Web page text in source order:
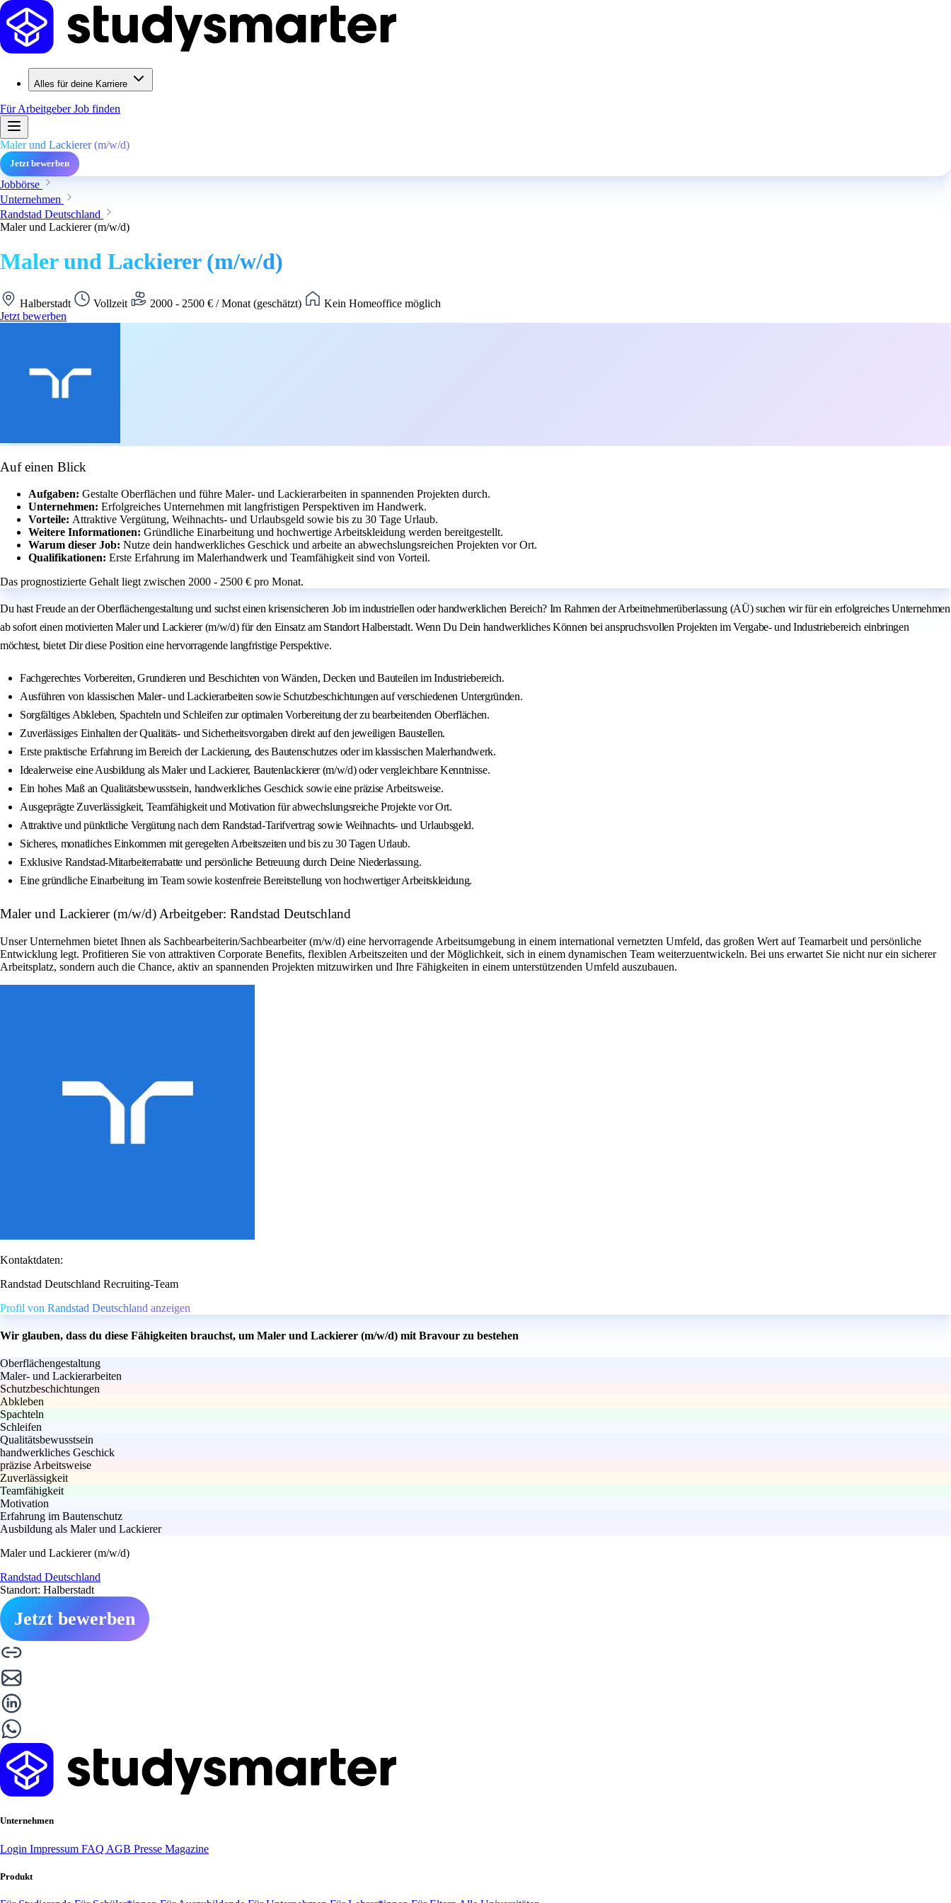
Alles für deine Karriere
Für ArbeitgeberJob finden
Maler und Lackierer (m/w/d)
Jetzt bewerben
Jobbörse
Unternehmen
Randstad Deutschland
Maler und Lackierer (m/w/d)
Maler und Lackierer (m/w/d)
Halberstadt Vollzeit 2000 - 2500 € / Monat (geschätzt)
Kein Homeoffice möglich
Jetzt bewerben
Auf einen Blick
Aufgaben: Gestalte Oberflächen und führe Maler- und Lackierarbeiten in spannenden Projekten durch.
Unternehmen: Erfolgreiches Unternehmen mit langfristigen Perspektiven im Handwerk.
Vorteile: Attraktive Vergütung, Weihnachts- und Urlaubsgeld sowie bis zu 30 Tage Urlaub.
Weitere Informationen: Gründliche Einarbeitung und hochwertige Arbeitskleidung werden bereitgestellt.
Warum dieser Job: Nutze dein handwerkliches Geschick und arbeite an abwechslungsreichen Projekten vor Ort.
Qualifikationen: Erste Erfahrung im Malerhandwerk und Teamfähigkeit sind von Vorteil.
Das prognostizierte Gehalt liegt zwischen 2000 - 2500 € pro Monat.
Du hast Freude an der Oberflächengestaltung und suchst einen krisensicheren Job im industriellen oder handwerklichen Bereich? Im Rahmen der Arbeitnehmerüberlassung (AÜ) suchen wir für ein erfolgreiches Unternehmen
ab sofort einen motivierten Maler und Lackierer (m/w/d) für den Einsatz am Standort Halberstadt. Wenn Du Dein handwerkliches Können bei anspruchsvollen Projekten im Vergabe- und Industriebereich einbringen
möchtest, bietet Dir diese Position eine hervorragende langfristige Perspektive.
Fachgerechtes Vorbereiten, Grundieren und Beschichten von Wänden, Decken und Bauteilen im Industriebereich.
Ausführen von klassischen Maler- und Lackierarbeiten sowie Schutzbeschichtungen auf verschiedenen Untergründen.
Sorgfältiges Abkleben, Spachteln und Schleifen zur optimalen Vorbereitung der zu bearbeitenden Oberflächen.
Zuverlässiges Einhalten der Qualitäts- und Sicherheitsvorgaben direkt auf den jeweiligen Baustellen.
Erste praktische Erfahrung im Bereich der Lackierung, des Bautenschutzes oder im klassischen Malerhandwerk.
Idealerweise eine Ausbildung als Maler und Lackierer, Bautenlackierer (m/w/d) oder vergleichbare Kenntnisse.
Ein hohes Maß an Qualitätsbewusstsein, handwerkliches Geschick sowie eine präzise Arbeitsweise.
Ausgeprägte Zuverlässigkeit, Teamfähigkeit und Motivation für abwechslungsreiche Projekte vor Ort.
Attraktive und pünktliche Vergütung nach dem Randstad-Tarifvertrag sowie Weihnachts- und Urlaubsgeld.
Sicheres, monatliches Einkommen mit geregelten Arbeitszeiten und bis zu 30 Tagen Urlaub.
Exklusive Randstad-Mitarbeiterrabatte und persönliche Betreuung durch Deine Niederlassung.
Eine gründliche Einarbeitung im Team sowie kostenfreie Bereitstellung von hochwertiger Arbeitskleidung.
Maler und Lackierer (m/w/d) Arbeitgeber: Randstad Deutschland
Unser Unternehmen bietet Ihnen als Sachbearbeiterin/Sachbearbeiter (m/w/d) eine hervorragende Arbeitsumgebung in einem international vernetzten Umfeld, das großen Wert auf Teamarbeit und persönliche
Entwicklung legt. Profitieren Sie von attraktiven Corporate Benefits, flexiblen Arbeitszeiten und der Möglichkeit, sich in einem dynamischen Team weiterzuentwickeln. Bei uns erwartet Sie nicht nur ein sicherer
Arbeitsplatz, sondern auch die Chance, aktiv an spannenden Projekten mitzuwirken und Ihre Fähigkeiten in einem unterstützenden Umfeld auszubauen.
Kontaktdaten:
Randstad Deutschland Recruiting-Team
Profil von Randstad Deutschland anzeigen
Wir glauben, dass du diese Fähigkeiten brauchst, um Maler und Lackierer (m/w/d) mit Bravour zu bestehen
Oberflächengestaltung
Maler- und Lackierarbeiten
Schutzbeschichtungen
Abkleben
Spachteln
Schleifen
Qualitätsbewusstsein
handwerkliches Geschick
präzise Arbeitsweise
Zuverlässigkeit
Teamfähigkeit
Motivation
Erfahrung im Bautenschutz
Ausbildung als Maler und Lackierer
Maler und Lackierer (m/w/d)
Randstad Deutschland
Standort: Halberstadt
Jetzt bewerben
Unternehmen
Login Impressum FAQ AGB Presse Magazine
Produkt